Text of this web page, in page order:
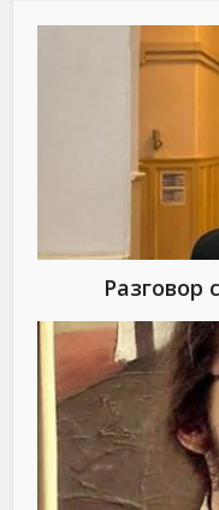
Разговор